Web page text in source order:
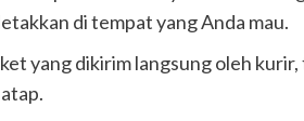
di tempat yang Anda mau.
yang dikirim langsung oleh